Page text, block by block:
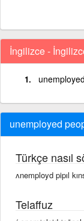
İngilizce -
unemployed
unemployed
Türkçe nasıl
ʌnemployd pipıl
Telaffuz